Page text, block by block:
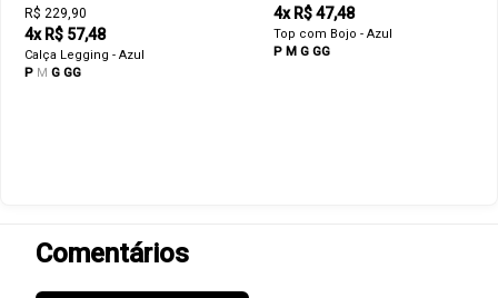
R$ 229,90
4x R$ 57,48
Calça Legging - Azul
P M G GG
4x R$ 47,48
Top com Bojo - Azul
P M G GG
Comentários